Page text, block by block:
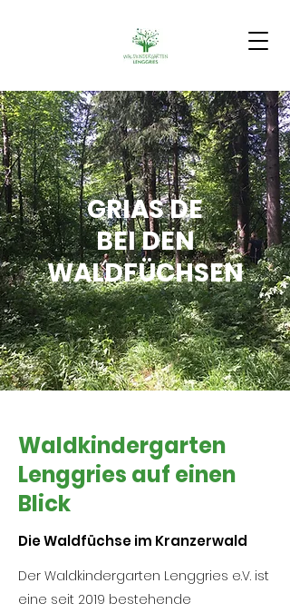
GRIAS DE
BEI DEN
WALDFÜCHSEN
Waldkindergarten
Lenggries auf einen
Blick
Die Waldfüchse im Kranzerwald
Der Waldkindergarten Lenggries e.V. ist
eine seit 2019 bestehende